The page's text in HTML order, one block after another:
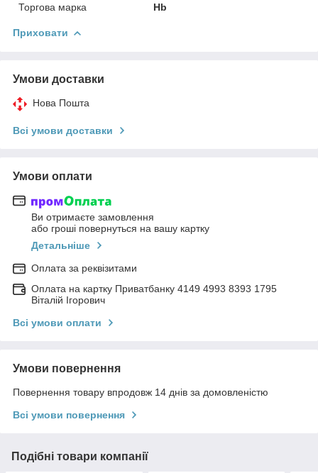
Торгова марка
Hb
Приховати
Умови доставки
Нова Пошта
Всі умови доставки
Умови оплати
Ви отримаєте замовлення
або гроші повернуться на вашу картку
Детальніше
Оплата за реквізитами
Оплата на картку Приватбанку 4149 4993 8393 1795
Віталій Ігорович
Всі умови оплати
Умови повернення
Повернення товару впродовж 14 днів за домовленістю
Всі умови повернення
Подібні товари компанії